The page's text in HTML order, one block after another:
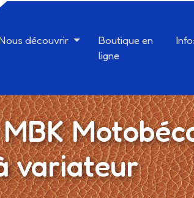
découvrir
Boutique en
ligne
variateur